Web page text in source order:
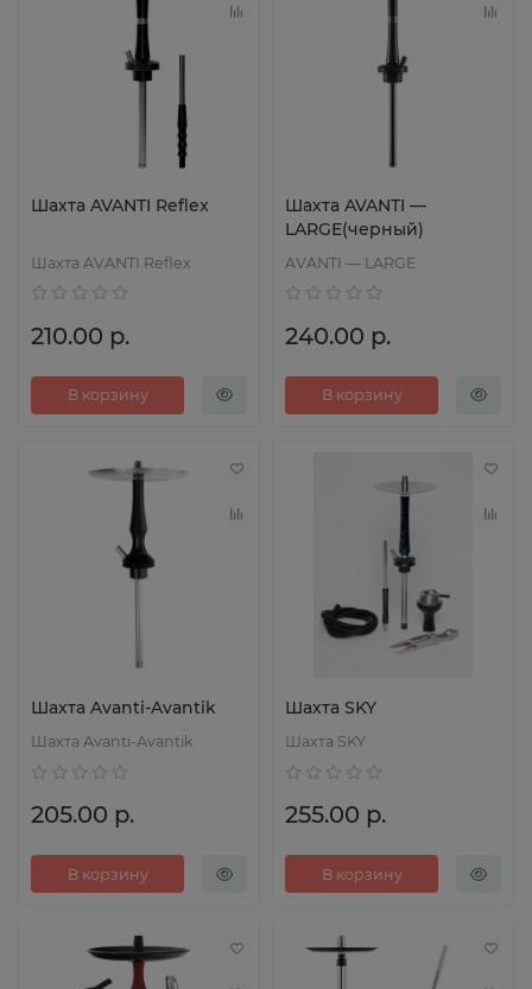
Шахта AVANTI Reflex
Шахта AVANTI Reflex
210.00 р.
В корзину
Шахта AVANTI —
LARGE(черный)
AVANTI — LARGE
240.00 р.
В корзину
Шахта Avanti-Avantik
Шахта Avanti-Avantik
205.00 р.
В корзину
Шахта SKY
Шахта SKY
255.00 р.
В корзину